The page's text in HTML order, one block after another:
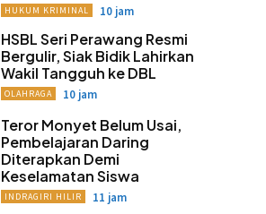
HUKUM KRIMINAL 10 jam
HSBL Seri Perawang Resmi
Bergulir, Siak Bidik Lahirkan
Wakil Tangguh ke DBL
OLAHRAGA 10 jam
Teror Monyet Belum Usai,
Pembelajaran Daring
Diterapkan Demi
Keselamatan Siswa
INDRAGIRI HILIR 11 jam